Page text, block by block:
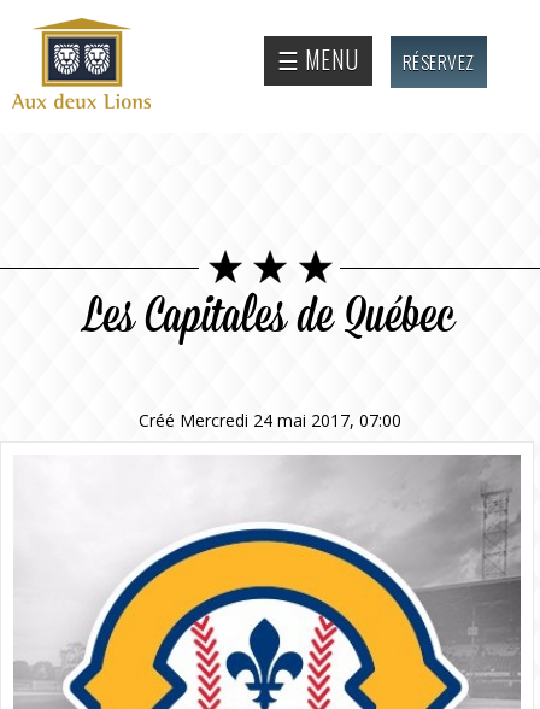
Site
officiel
de
☰ MENU RÉSERVEZ
Les Capitales de Québec
Créé Mercredi 24 mai 2017, 07:00